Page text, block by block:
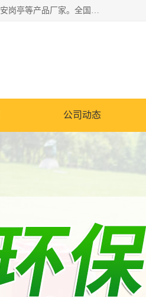
苏州多麦公共设施有限公司是一家苏州垃圾桶厂家，主营：塑料垃圾桶、分类果皮箱、户外园林椅、保安岗亭等产品厂家。全国统一热线电话：17105580222。公司组建完善的团队。设计人员，能根据客户要求，提供适合的设计方案，来满足客户的需求。
公司动态